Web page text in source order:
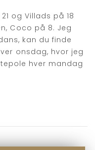
og Villads på 18
Coco på 8. Jeg
kan du finde
onsdag, hvor jeg
hver mandag